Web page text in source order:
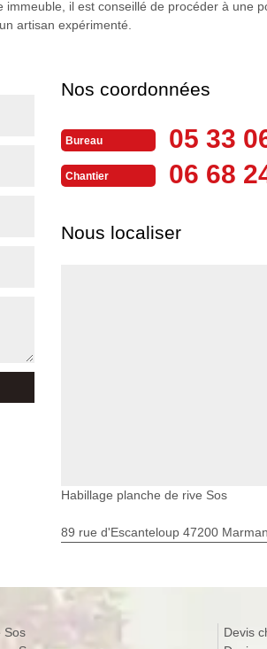
il est conseillé de procéder à une
artisan expérimenté.
Nos coordonnées
Bureau 05 33
Chantier 06 68
Nous localiser
Habillage planche de rive Sos
89 rue d'Escanteloup 47200
Sos
Devis